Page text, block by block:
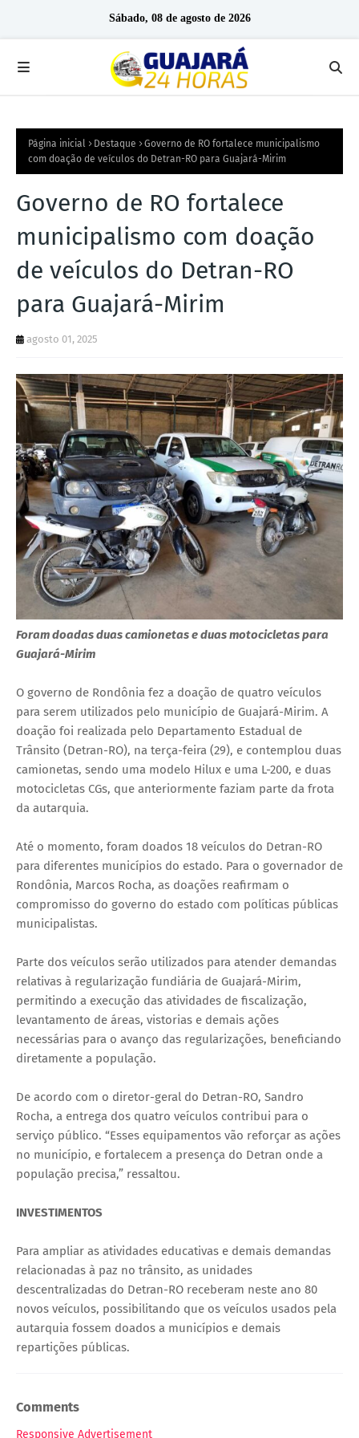
Sábado, 08 de agosto de 2026
Página inicial Destaque
Governo de RO fortalece municipalismo
com doação de veículos do Detran-RO para Guajará-Mirim
Governo de RO fortalece
municipalismo com doação
de veículos do Detran-RO
para Guajará-Mirim
agosto 01, 2025
Foram doadas duas camionetas e duas motocicletas para
Guajará-Mirim
O governo de Rondônia fez a doação de quatro veículos
para serem utilizados pelo município de Guajará-Mirim. A
doação foi realizada pelo Departamento Estadual de
Trânsito (Detran-RO), na terça-feira (29), e contemplou duas
camionetas, sendo uma modelo Hilux e uma L-200, e duas
motocicletas CGs, que anteriormente faziam parte da frota
da autarquia.
Até o momento, foram doados 18 veículos do Detran-RO
para diferentes municípios do estado. Para o governador de
Rondônia, Marcos Rocha, as doações reafirmam o
compromisso do governo do estado com políticas públicas
municipalistas.
Parte dos veículos serão utilizados para atender demandas
relativas à regularização fundiária de Guajará-Mirim,
permitindo a execução das atividades de fiscalização,
levantamento de áreas, vistorias e demais ações
necessárias para o avanço das regularizações, beneficiando
diretamente a população.
De acordo com o diretor-geral do Detran-RO, Sandro
Rocha, a entrega dos quatro veículos contribui para o
serviço público. “Esses equipamentos vão reforçar as ações
no município, e fortalecem a presença do Detran onde a
população precisa,” ressaltou.
INVESTIMENTOS
Para ampliar as atividades educativas e demais demandas
relacionadas à paz no trânsito, as unidades
descentralizadas do Detran-RO receberam neste ano 80
novos veículos, possibilitando que os veículos usados pela
autarquia fossem doados a municípios e demais
repartições públicas.
Comments
Responsive Advertisement